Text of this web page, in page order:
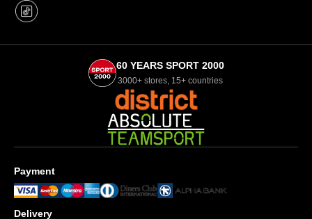
60 YEARS SPORT 2000
3000+ stores, 15+ countries
Payment
Delivery